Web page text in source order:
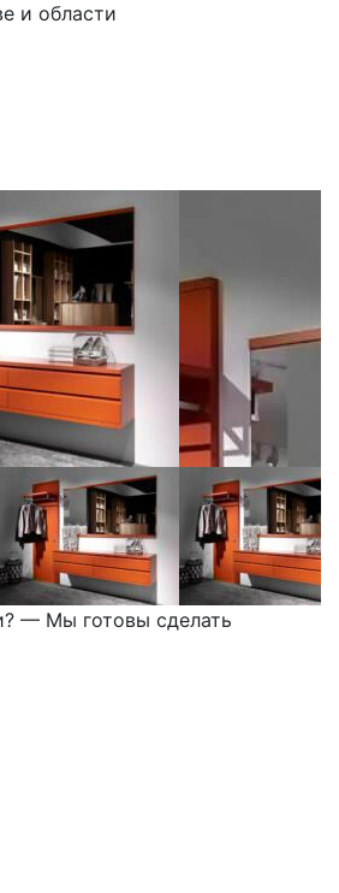
и области
— Мы готовы сделать